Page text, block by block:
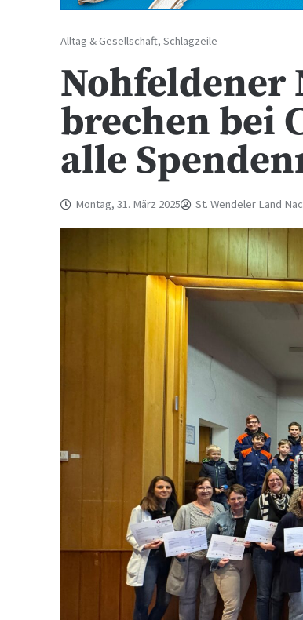
Alltag & Gesellschaft,Schlagzeile
Nohfeldener
brechen bei
alle
Montag, 31. März 2025 St. Wendeler Land